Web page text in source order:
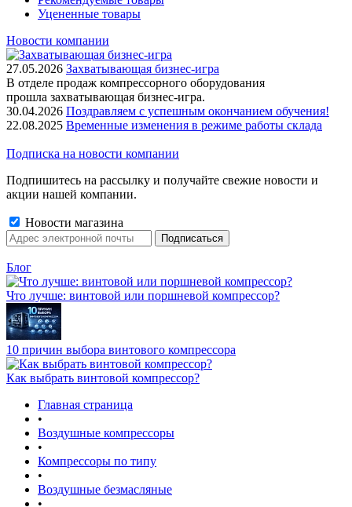
Уцененные товары
Новости компании
27.05.2026 Захватывающая бизнес-игра
В отделе продаж компрессорного оборудования
прошла захватывающая бизнес-игра.
30.04.2026 Поздравляем с успешным окончанием обучения!
22.08.2025 Временные изменения в режиме работы склада
Подписка на новости компании
Подпишитесь на рассылку и получайте свежие новости и
акции нашей компании.
Новости магазина
Блог
Что лучше: винтовой или поршневой компрессор?
10 причин выбора винтового компрессора
Как выбрать винтовой компрессор?
Главная страница
•
Воздушные компрессоры
•
Компрессоры по типу
•
Воздушные безмасляные
•